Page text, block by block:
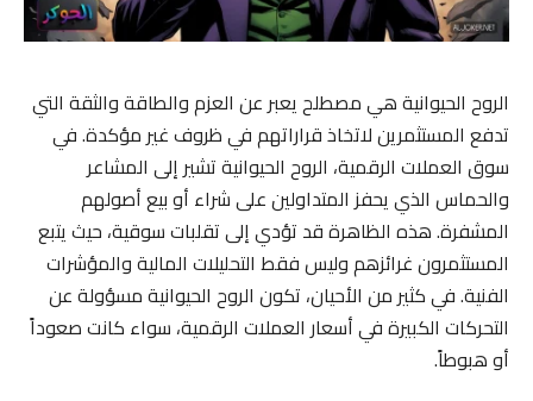
الروح الحيوانية هي مصطلح يعبر عن العزم والطاقة والثقة التي
تدفع المستثمرين لاتخاذ قراراتهم في ظروف غير مؤكدة. في
سوق العملات الرقمية، الروح الحيوانية تشير إلى المشاعر
والحماس الذي يحفز المتداولين على شراء أو بيع أصولهم
المشفرة. هذه الظاهرة قد تؤدي إلى تقلبات سوقية، حيث يتبع
المستثمرون غرائزهم وليس فقط التحليلات المالية والمؤشرات
الفنية. في كثير من الأحيان، تكون الروح الحيوانية مسؤولة عن
التحركات الكبيرة في أسعار العملات الرقمية، سواء كانت صعوداً
أو هبوطاً.